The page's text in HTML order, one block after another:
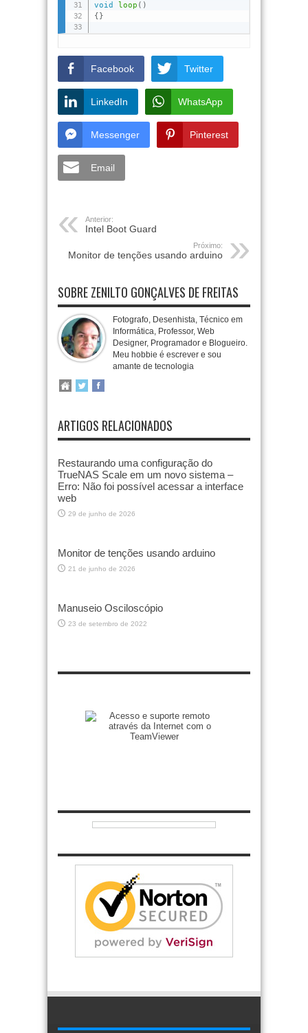
void
loop ( )
{ }
Facebook Twitter
LinkedIn WhatsApp
Messenger Pinterest
Email
Anterior:
Intel Boot Guard
Próximo:
Monitor de tenções usando arduino
SOBRE ZENILTO GONÇALVES DE FREITAS
Fotografo, Desenhista, Técnico em
Informática, Professor, Web
Designer, Programador e Blogueiro.
Meu hobbie é escrever e sou
amante de tecnologia
ARTIGOS RELACIONADOS
Restaurando uma configuração do
TrueNAS Scale em um novo sistema –
Erro: Não foi possível acessar a interface
web
29 de junho de 2026
Monitor de tenções usando arduino
21 de junho de 2026
Manuseio Osciloscópio
23 de setembro de 2022